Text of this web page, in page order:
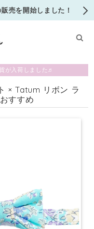
売を開始しました！
が入荷しました♬
× Tatum リボン ラ
すすめ